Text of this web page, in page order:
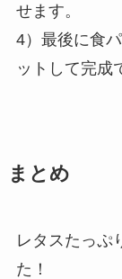
せます。
4）最後に食
ットして完成
まとめ
レタスたっぷ
た！